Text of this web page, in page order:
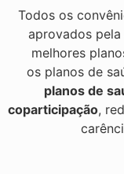
Todos os
aprovados
melhores
os planos de
planos de
coparticipação,